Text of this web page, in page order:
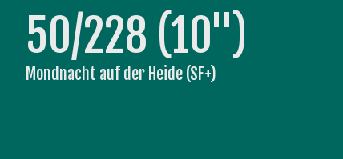
50/228 (10'')
Mondnacht auf der Heide (SF+)